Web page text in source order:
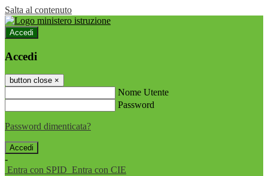
Salta al contenuto
Accedi
Accedi
button close ×
Nome Utente
Password
Password dimenticata?
-
Entra con SPID Entra con CIE